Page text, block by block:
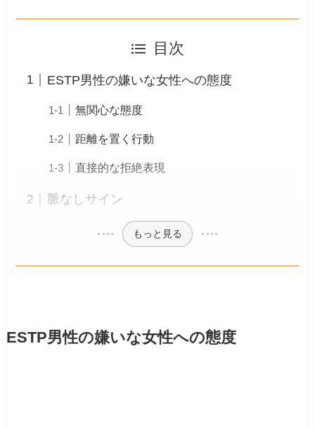
目次
ESTP男性の嫌いな女性への態度
無関心な態度
距離を置く行動
直接的な拒絶表現
脈なしサイン
もっと見る
ESTP男性の嫌いな女性への態度